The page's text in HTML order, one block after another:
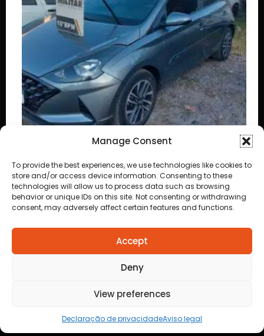
Manage Consent
To provide the best experiences, we use technologies like cookies to
store and/or access device information. Consenting to these
technologies will allow us to process data such as browsing
behavior or unique IDs on this site. Not consenting or withdrawing
consent, may adversely affect certain features and functions.
Accept
Deny
View preferences
Declaração de privacidadeAviso legal
Suspeito furta HB20, foge da PM e acaba
preso após perseguição pelas ruas de Cuiabá